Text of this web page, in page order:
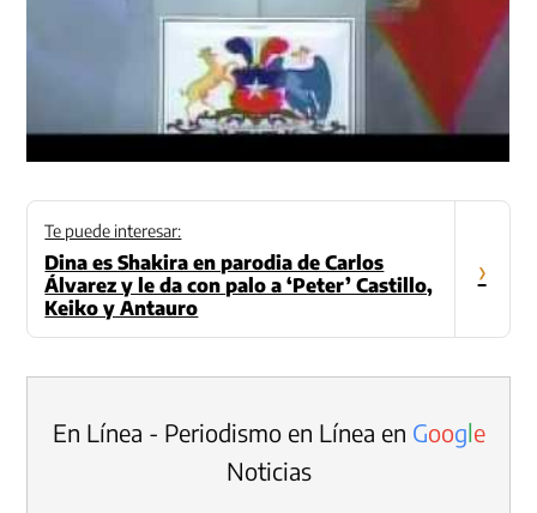
Te puede interesar:
Dina es Shakira en parodia de Carlos
Álvarez y le da con palo a ‘Peter’ Castillo,
Keiko y Antauro
›
En Línea - Periodismo en Línea en Google
Noticias